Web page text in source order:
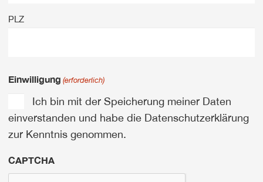
PLZ
Einwilligung (erforderlich)
Ich bin mit der Speicherung meiner Daten
einverstanden und habe die Datenschutzerklärung
zur Kenntnis genommen.
CAPTCHA